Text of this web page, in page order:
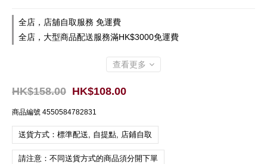
全店，店舖自取服務 免運費
全店，大型商品配送服務滿HK$3000免運費
查看更多
HK$108.00
HK$158.00
商品編號 4550584782831
送貨方式：標準配送, 自提點, 店鋪自取
請注意：不同送貨方式的商品須分開下單